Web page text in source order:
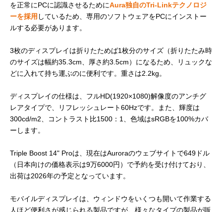
を正常にPCに認識させるためにAura独自のTri-Linkテクノロジ
ーを採用 しているため、専用のソフトウェアをPCにインストー
ルする必要があります。
3枚のディスプレイは折りたためば1枚分のサイズ（折りたたみ時
のサイズは幅約35.3cm、厚さ約3.5cm）になるため、リュックな
どに入れて持ち運ぶのに便利です。重さは2.2kg。
ディスプレイの仕様は、フルHD(1920×1080)解像度のアンチグ
レアタイプで、リフレッシュレート60Hzです。また、輝度は
300cd/m2、コントラスト比1500：1、色域はsRGBを100%カバ
ーします。
Triple Boost 14" Proは、現在はAuroraのウェブサイトで649ドル
（日本向けの価格表示は9万6000円）で予約を受け付けており、
出荷は2026年の予定となっています。
モバイルディスプレイは、ウィンドウをいくつも開いて作業する
人ほど便利さが感じられる製品ですが、様々なタイプの製品が販